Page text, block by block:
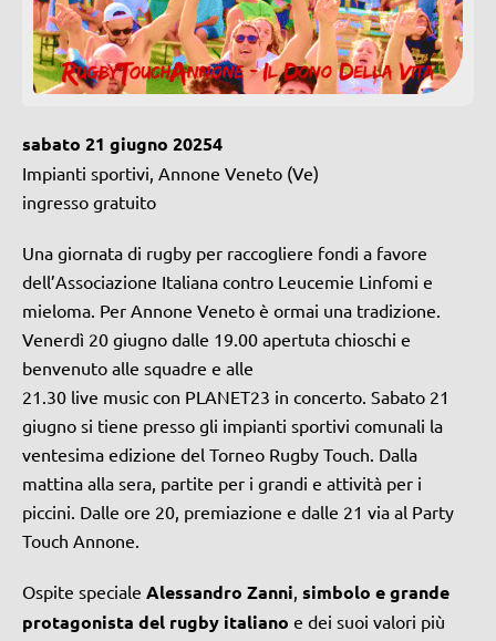
sabato 21 giugno 20254
Impianti sportivi, Annone Veneto (Ve)
ingresso gratuito
Una giornata di rugby per raccogliere fondi a favore
dell’Associazione Italiana contro Leucemie Linfomi e
mieloma. Per Annone Veneto è ormai una tradizione.
Venerdì 20 giugno dalle 19.00 apertuta chioschi e
benvenuto alle squadre e alle
21.30 live music con PLANET23 in concerto. Sabato 21
giugno si tiene presso gli impianti sportivi comunali la
ventesima edizione del Torneo Rugby Touch. Dalla
mattina alla sera, partite per i grandi e attività per i
piccini. Dalle ore 20, premiazione e dalle 21 via al Party
Touch Annone.
Ospite speciale Alessandro Zanni simbolo e grande
protagonista del rugby italiano e dei suoi valori più